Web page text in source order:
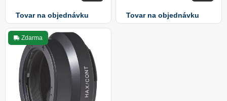
Tovar na objednávku Tovar na objednávku
Zdarma